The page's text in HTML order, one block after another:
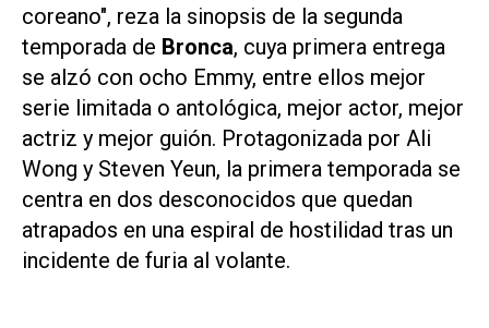
coreano", reza la sinopsis de la segunda
temporada de Bronca, cuya primera entrega
se alzó con ocho Emmy, entre ellos mejor
serie limitada o antológica, mejor actor, mejor
actriz y mejor guión. Protagonizada por Ali
Wong y Steven Yeun, la primera temporada se
centra en dos desconocidos que quedan
atrapados en una espiral de hostilidad tras un
incidente de furia al volante.